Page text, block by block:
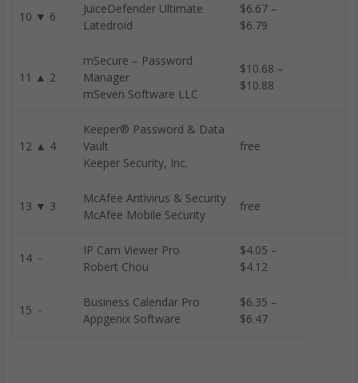
10 ▼ 6
JuiceDefender Ultimate
Latedroid
$6.67 –
$6.79
11 ▲ 2
mSecure – Password
Manager
mSeven Software LLC
$10.68 –
$10.88
12 ▲ 4
Keeper® Password & Data
Vault
Keeper Security, Inc.
free
13 ▼ 3
McAfee Antivirus & Security
McAfee Mobile Security
free
14 ﹣
IP Cam Viewer Pro
Robert Chou
$4.05 –
$4.12
15 ﹣
Business Calendar Pro
Appgenix Software
$6.35 –
$6.47